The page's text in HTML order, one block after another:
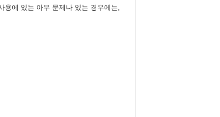
에 있는 아무 문제나 있는 경우에는,